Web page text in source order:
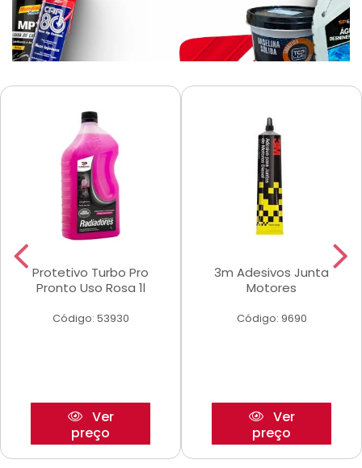
Protetivo Turbo Pro
Pronto Uso Rosa 1l
Código: 53930
Ver
preço
3m Adesivos Junta
Motores
Código: 9690
Ver
preço